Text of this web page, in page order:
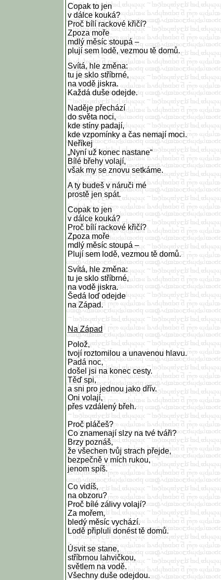
Copak to jen
v dálce kouká?
Proč bílí rackové křičí?
Zpoza moře
mdlý měsíc stoupá –
plují sem lodě, vezmou tě domů.
Svítá, hle změna:
tu je sklo stříbrné,
na vodě jiskra.
Každá duše odejde.
Naděje přechází
do světa noci,
kde stíny padají,
kde vzpomínky a čas nemají moci.
Neříkej
„Nyní už konec nastane“
Bílé břehy volají,
však my se znovu setkáme.
A ty budeš v náruči mé
prostě jen spát.
Copak to jen
v dálce kouká?
Proč bílí rackové křičí?
Zpoza moře
mdlý měsíc stoupá –
Plují sem lodě, vezmou tě domů.
Svítá, hle změna:
tu je sklo stříbrné,
na vodě jiskra.
Šedá loď odejde
na Západ.
Na Západ
Polož,
tvojí roztomilou a unavenou hlavu.
Padá noc,
došel jsi na konec cesty.
Těď spi,
a sni pro jednou jako dřív.
Oni volají,
přes vzdálený břeh.
Proč pláčeš?
Co znamenají slzy na tvé tváři?
Brzy poznáš,
že všechen tvůj strach přejde,
bezpečně v mích rukou,
jenom spíš.
Co vidíš,
na obzoru?
Proč bílé zálivy volají?
Za mořem,
bledý měsíc vychází.
Lodě připluli donést tě domů.
Úsvit se stane,
stříbrnou lahvičkou,
světlem na vodě.
Všechny duše odejdou.